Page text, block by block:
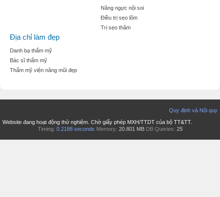
Nâng ngực nội soi
Điều trị sẹo lõm
Trị sẹo thâm
Địa chỉ làm đẹp
Danh bạ thẩm mỹ
Bác sĩ thẩm mỹ
Thẩm mỹ viện nâng mũi đẹp
Quy định và Nội quy
Website đang hoạt động thử nghiệm. Chờ giấy phép MXH/TTDT của bộ TT&TT.
Timing: 0.2188 seconds Memory: 20.801 MB DB Queries: 25